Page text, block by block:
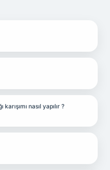
nasıl yapılır ?